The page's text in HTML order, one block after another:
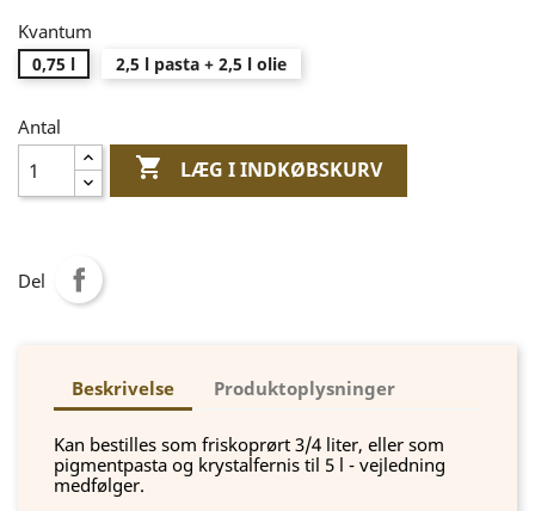
Kvantum
0,75 l 2,5 l pasta + 2,5 l olie
Antal
 LÆG I INDKØBSKURV
Del
Beskrivelse Produktoplysninger
Kan bestilles som friskoprørt 3/4 liter, eller som
pigmentpasta og krystalfernis til 5 l - vejledning
medfølger.